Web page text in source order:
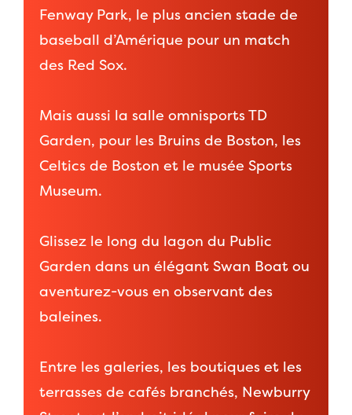
Fenway Park, le plus ancien stade de
baseball d’Amérique pour un match
des Red Sox.
Mais aussi la salle omnisports TD
Garden, pour les Bruins de Boston, les
Celtics de Boston et le musée Sports
Museum.
Glissez le long du lagon du Public
Garden dans un élégant Swan Boat ou
aventurez-vous en observant des
baleines.
Entre les galeries, les boutiques et les
terrasses de cafés branchés, Newburry